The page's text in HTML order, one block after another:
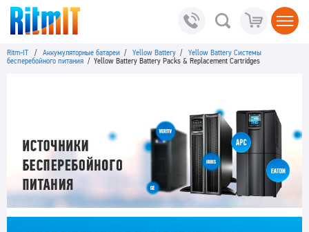
Ritm-IT / Аккумуляторные батареи / Yellow Battery / Yellow Battery Системы
бесперебойного питания / Yellow Battery Battery Packs & Replacement Cartridges